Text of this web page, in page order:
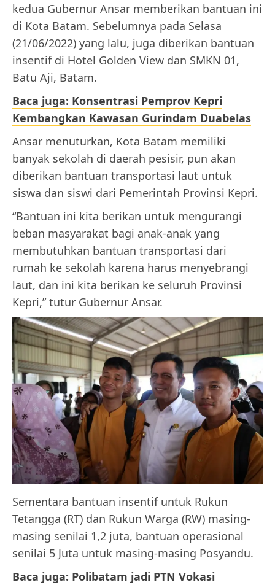
kedua Gubernur Ansar memberikan bantuan ini
di Kota Batam. Sebelumnya pada Selasa
(21/06/2022) yang lalu, juga diberikan bantuan
insentif di Hotel Golden View dan SMKN 01,
Batu Aji, Batam.
Baca juga: Konsentrasi Pemprov Kepri
Kembangkan Kawasan Gurindam Duabelas
Ansar menuturkan, Kota Batam memiliki
banyak sekolah di daerah pesisir, pun akan
diberikan bantuan transportasi laut untuk
siswa dan siswi dari Pemerintah Provinsi Kepri.
“Bantuan ini kita berikan untuk mengurangi
beban masyarakat bagi anak-anak yang
membutuhkan bantuan transportasi dari
rumah ke sekolah karena harus menyebrangi
laut, dan ini kita berikan ke seluruh Provinsi
Kepri,” tutur Gubernur Ansar.
Sementara bantuan insentif untuk Rukun
Tetangga (RT) dan Rukun Warga (RW) masing-
masing senilai 1,2 juta, bantuan operasional
senilai 5 Juta untuk masing-masing Posyandu.
Baca juga: Polibatam jadi PTN Vokasi